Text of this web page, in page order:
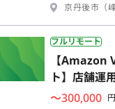
京丹後市（
フルリモート
【
ト】店舗運
〜300,000